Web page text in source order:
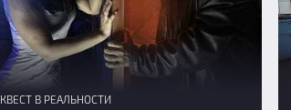
КВЕСТ В РЕАЛЬНОСТИ